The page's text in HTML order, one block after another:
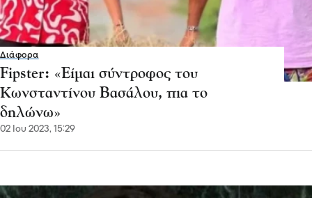
Διάφορα
Fipster: «Είμαι σύντροφος του
Κωνσταντίνου Βασάλου, πια το
δηλώνω»
02 Ιου 2023, 15:29